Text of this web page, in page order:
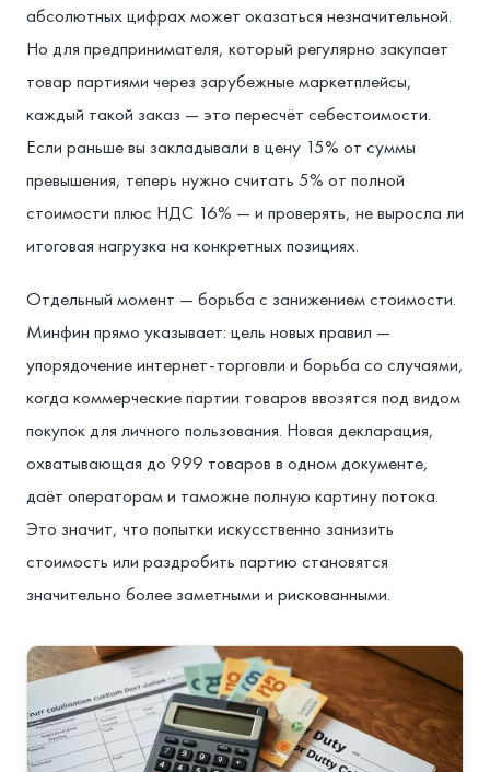
абсолютных цифрах может оказаться незначительной.
Но для предпринимателя, который регулярно закупает
товар партиями через зарубежные маркетплейсы,
каждый такой заказ — это пересчёт себестоимости.
Если раньше вы закладывали в цену 15% от суммы
превышения, теперь нужно считать 5% от полной
стоимости плюс НДС 16% — и проверять, не выросла ли
итоговая нагрузка на конкретных позициях.
Отдельный момент — борьба с занижением стоимости.
Минфин прямо указывает: цель новых правил —
упорядочение интернет-торговли и борьба со случаями,
когда коммерческие партии товаров ввозятся под видом
покупок для личного пользования. Новая декларация,
охватывающая до 999 товаров в одном документе,
даёт операторам и таможне полную картину потока.
Это значит, что попытки искусственно занизить
стоимость или раздробить партию становятся
значительно более заметными и рискованными.